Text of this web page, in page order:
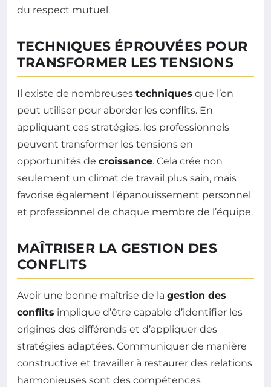
du respect mutuel.
TECHNIQUES ÉPROUVÉES POUR
TRANSFORMER LES TENSIONS
Il existe de nombreuses techniques que l’on
peut utiliser pour aborder les conflits. En
appliquant ces stratégies, les professionnels
peuvent transformer les tensions en
opportunités de croissance. Cela crée non
seulement un climat de travail plus sain, mais
favorise également l’épanouissement personnel
et professionnel de chaque membre de l’équipe.
MAÎTRISER LA GESTION DES
CONFLITS
Avoir une bonne maîtrise de la gestion des
conflits implique d’être capable d’identifier les
origines des différends et d’appliquer des
stratégies adaptées. Communiquer de manière
constructive et travailler à restaurer des relations
harmonieuses sont des compétences